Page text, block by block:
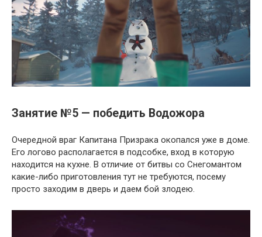
Занятие №5 — победить Водожора
Очередной враг Капитана Призрака окопался уже в доме.
Его логово располагается в подсобке, вход в которую
находится на кухне. В отличие от битвы со Снегомантом
какие-либо приготовления тут не требуются, посему
просто заходим в дверь и даем бой злодею.